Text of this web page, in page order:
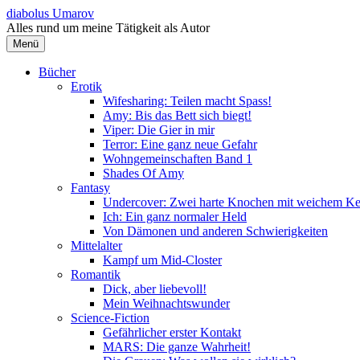
Springe
zum
Inhalt
diabolus Umarov
Alles rund um meine Tätigkeit als Autor
Menü
Bücher
Erotik
Wifesharing: Teilen macht Spass!
Amy: Bis das Bett sich biegt!
Viper: Die Gier in mir
Terror: Eine ganz neue Gefahr
Wohngemeinschaften Band 1
Shades Of Amy
Fantasy
Undercover: Zwei harte Knochen mit weichem
Ich: Ein ganz normaler Held
Von Dämonen und anderen Schwierigkeiten
Mittelalter
Kampf um Mid-Closter
Romantik
Dick, aber liebevoll!
Mein Weihnachtswunder
Science-Fiction
Gefährlicher erster Kontakt
MARS: Die ganze Wahrheit!